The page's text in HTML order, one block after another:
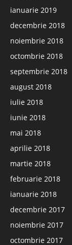
ianuarie 2019
decembrie 2018
noiembrie 2018
octombrie 2018
septembrie 2018
august 2018
iulie 2018
iunie 2018
mai 2018
aprilie 2018
martie 2018
februarie 2018
ianuarie 2018
decembrie 2017
noiembrie 2017
octombrie 2017